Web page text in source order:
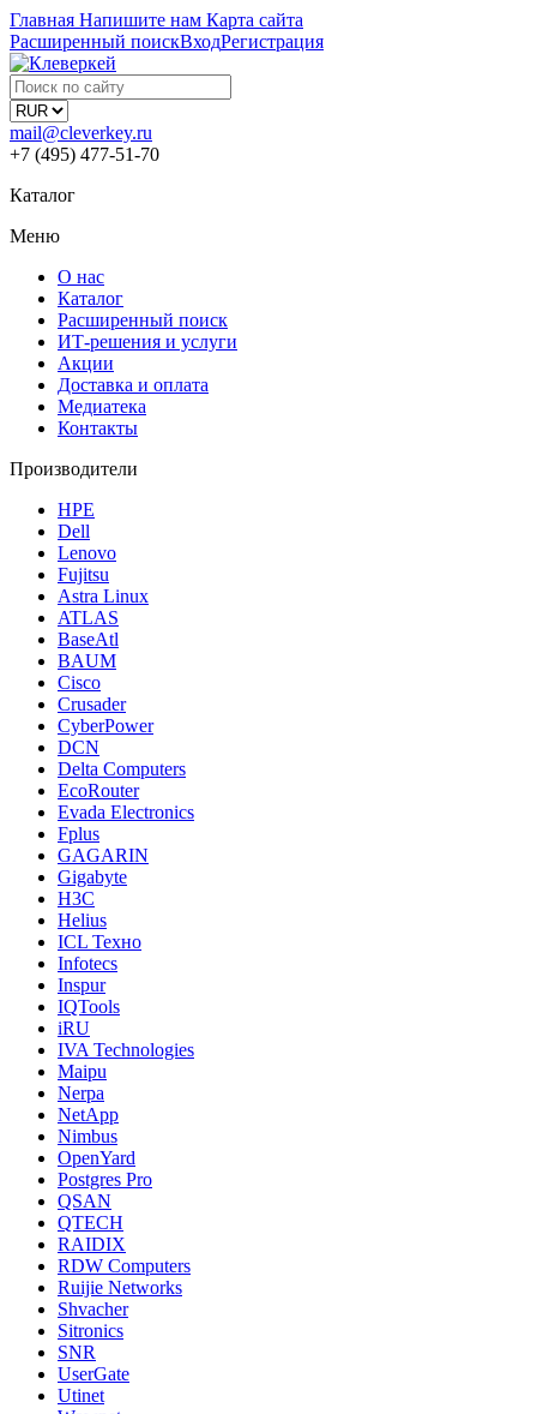
Главная Напишите нам Карта сайта
Расширенный поискВходРегистрация
mail@cleverkey.ru
+7 (495) 477-51-70
Каталог
Меню
О нас
Каталог
Расширенный поиск
ИТ-решения и услуги
Акции
Доставка и оплата
Медиатека
Контакты
Производители
HPE
Dell
Lenovo
Fujitsu
Astra Linux
ATLAS
BaseAtl
BAUM
Cisco
Crusader
CyberPower
DCN
Delta Computers
EcoRouter
Evada Electronics
Fplus
GAGARIN
Gigabyte
H3C
Helius
ICL Техно
Infotecs
Inspur
IQTools
iRU
IVA Technologies
Maipu
Nerpa
NetApp
Nimbus
OpenYard
Postgres Pro
QSAN
QTECH
RAIDIX
RDW Computers
Ruijie Networks
Shvacher
Sitronics
SNR
UserGate
Utinet